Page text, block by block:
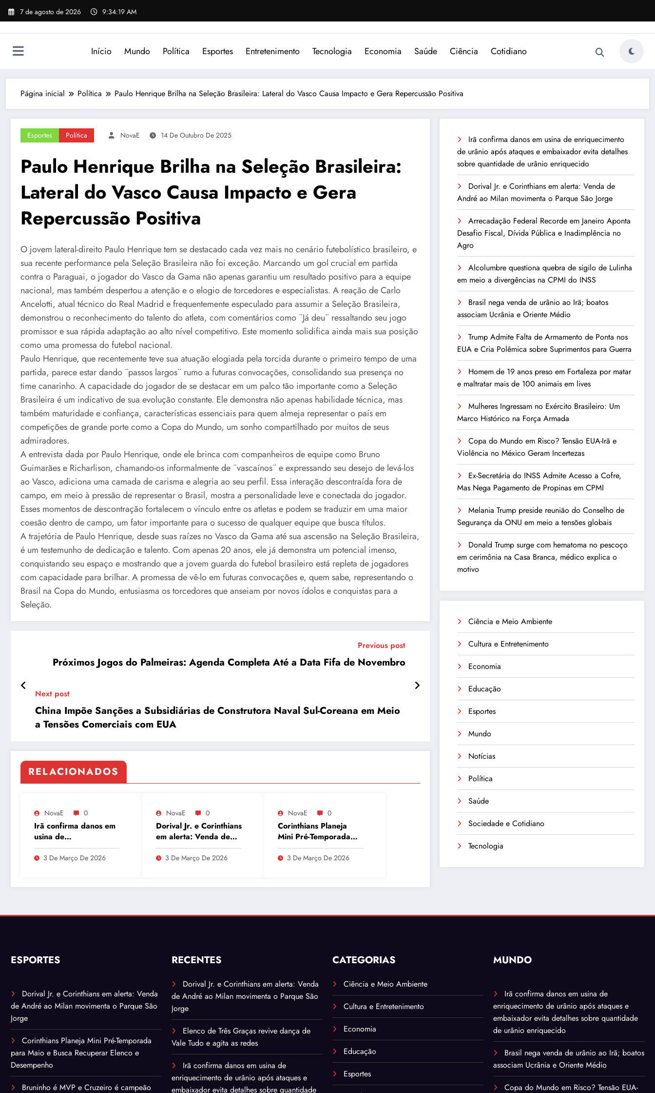
Pular
para
7 de agosto de 2026 9:34:19 AM
Início Mundo Política Esportes Entretenimento Tecnologia Economia Saúde Ciência Cotidiano
Página inicial Política Paulo Henrique Brilha na Seleção Brasileira: Lateral do Vasco Causa Impacto e Gera Repercussão Positiva
Esportes Política NovaE 14 De Outubro De 2025
Paulo Henrique Brilha na Seleção Brasileira:
Lateral do Vasco Causa Impacto e Gera
Repercussão Positiva
O jovem lateral-direito Paulo Henrique tem se destacado cada vez mais no cenário futebolístico brasileiro, e
sua recente performance pela Seleção Brasileira não foi exceção. Marcando um gol crucial em partida
contra o Paraguai, o jogador do Vasco da Gama não apenas garantiu um resultado positivo para a equipe
nacional, mas também despertou a atenção e o elogio de torcedores e especialistas. A reação de Carlo
Ancelotti, atual técnico do Real Madrid e frequentemente especulado para assumir a Seleção Brasileira,
demonstrou o reconhecimento do talento do atleta, com comentários como ¨Já deu¨ ressaltando seu jogo
promissor e sua rápida adaptação ao alto nível competitivo. Este momento solidifica ainda mais sua posição
como uma promessa do futebol nacional.
Paulo Henrique, que recentemente teve sua atuação elogiada pela torcida durante o primeiro tempo de uma
partida, parece estar dando ¨passos largos¨ rumo a futuras convocações, consolidando sua presença no
time canarinho. A capacidade do jogador de se destacar em um palco tão importante como a Seleção
Brasileira é um indicativo de sua evolução constante. Ele demonstra não apenas habilidade técnica, mas
também maturidade e confiança, características essenciais para quem almeja representar o país em
competições de grande porte como a Copa do Mundo, um sonho compartilhado por muitos de seus
admiradores.
A entrevista dada por Paulo Henrique, onde ele brinca com companheiros de equipe como Bruno
Guimarães e Richarlison, chamando-os informalmente de ¨vascaínos¨ e expressando seu desejo de levá-los
ao Vasco, adiciona uma camada de carisma e alegria ao seu perfil. Essa interação descontraída fora de
campo, em meio à pressão de representar o Brasil, mostra a personalidade leve e conectada do jogador.
Esses momentos de descontração fortalecem o vínculo entre os atletas e podem se traduzir em uma maior
coesão dentro de campo, um fator importante para o sucesso de qualquer equipe que busca títulos.
A trajetória de Paulo Henrique, desde suas raízes no Vasco da Gama até sua ascensão na Seleção Brasileira,
é um testemunho de dedicação e talento. Com apenas 20 anos, ele já demonstra um potencial imenso,
conquistando seu espaço e mostrando que a jovem guarda do futebol brasileiro está repleta de jogadores
com capacidade para brilhar. A promessa de vê-lo em futuras convocações e, quem sabe, representando o
Brasil na Copa do Mundo, entusiasma os torcedores que anseiam por novos ídolos e conquistas para a
Seleção.
Previous post
Próximos Jogos do Palmeiras: Agenda Completa Até a Data Fifa de Novembro
Next post
China Impõe Sanções a Subsidiárias de Construtora Naval Sul-Coreana em Meio
a Tensões Comerciais com EUA
RELACIONADOS
NovaE 0
Irã confirma danos em
usina de
enriquecimento de
urânio após ataques e
quantidade de urânio
3 De Março De 2026
NovaE 0
Dorival Jr. e Corinthians
em alerta: Venda de
André ao Milan
movimenta o Parque
3 De Março De 2026
NovaE 0
Corinthians Planeja
Mini Pré-Temporada
para Maio e Busca
Recuperar Elenco e
3 De Março De 2026
Irã confirma danos em usina de enriquecimento
de urânio após ataques e embaixador evita detalhes
sobre quantidade de urânio enriquecido
Dorival Jr. e Corinthians em alerta: Venda de
André ao Milan movimenta o Parque São Jorge
Arrecadação Federal Recorde em Janeiro Aponta
Desafio Fiscal, Dívida Pública e Inadimplência no
Agro
Alcolumbre questiona quebra de sigilo de Lulinha
em meio a divergências na CPMI do INSS
Brasil nega venda de urânio ao Irã; boatos
associam Ucrânia e Oriente Médio
Trump Admite Falta de Armamento de Ponta nos
EUA e Cria Polêmica sobre Suprimentos para Guerra
Homem de 19 anos preso em Fortaleza por matar
e maltratar mais de 100 animais em lives
Mulheres Ingressam no Exército Brasileiro: Um
Marco Histórico na Força Armada
Copa do Mundo em Risco? Tensão EUA-Irã e
Violência no México Geram Incertezas
Ex-Secretária do INSS Admite Acesso a Cofre,
Mas Nega Pagamento de Propinas em CPMI
Melania Trump preside reunião do Conselho de
Segurança da ONU em meio a tensões globais
Donald Trump surge com hematoma no pescoço
em cerimônia na Casa Branca, médico explica o
motivo
Ciência e Meio Ambiente
Cultura e Entretenimento
Economia
Educação
Esportes
Mundo
Notícias
Política
Saúde
Sociedade e Cotidiano
Tecnologia
ESPORTES
Dorival Jr. e Corinthians em alerta: Venda
de André ao Milan movimenta o Parque São
Jorge
Corinthians Planeja Mini Pré-Temporada
para Maio e Busca Recuperar Elenco e
Desempenho
Bruninho é MVP e Cruzeiro é campeão
RECENTES
Dorival Jr. e Corinthians em alerta: Venda
de André ao Milan movimenta o Parque São
Jorge
Elenco de Três Graças revive dança de
Vale Tudo e agita as redes
Irã confirma danos em usina de
enriquecimento de urânio após ataques e
embaixador evita detalhes sobre quantidade
CATEGORIAS
Ciência e Meio Ambiente
Cultura e Entretenimento
Economia
Educação
Esportes
MUNDO
Irã confirma danos em usina de
enriquecimento de urânio após ataques e
embaixador evita detalhes sobre quantidade
de urânio enriquecido
Brasil nega venda de urânio ao Irã; boatos
associam Ucrânia e Oriente Médio
Copa do Mundo em Risco? Tensão EUA-